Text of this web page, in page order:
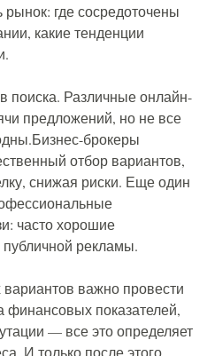
рынок: где сосредоточены
какие тенденции
поиска. Различные онлайн-
предложений, но не все
брокеры
отбор вариантов,
снижая риски. Еще один
часто хорошие
рекламы.
важно провести
финансовых показателей,
— все это определяет
И только после этого